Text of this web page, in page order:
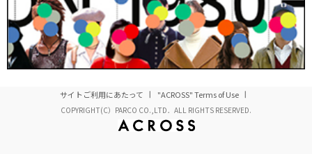
サイトご利用にあたって "ACROSS" Terms of Use
COPYRIGHT(C）PARCO CO.,LTD．ALL RIGHTS RESERVED.